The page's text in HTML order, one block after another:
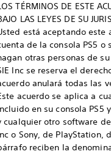
TÉRMINOS DE ESTE
LAS LEYES DE SU
está aceptando este
de la consola PS5 o
otras personas de
Inc se reserva el
anulará todas las
acuerdo se aplica a
en su consola
cualquier otro software
o Sony, de PlayStation,
reciben la